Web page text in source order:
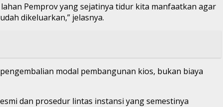
Pemprov yang sejatinya tidur kita manfaatkan agar
dikeluarkan,” jelasnya.
modal pembangunan kios, bukan biaya
dan prosedur lintas instansi yang semestinya